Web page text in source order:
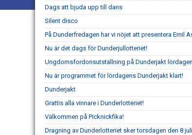
Dags att bjuda upp till dans
Silent disco
På Dunderfredagen har vi nöjet att presentera Emil
Nu är det dags för Dunderjullotteriet!
Ungdomsfordonsutställning på Dunderjakt
Nu är programmet för lördagens Dunderjakt klart!
Dunderjakt
Grattis alla vinnare i Dunderlotteriet!
Välkommen på Picknickfika!
Dragning av Dunderlotteriet sker torsdagen den 8